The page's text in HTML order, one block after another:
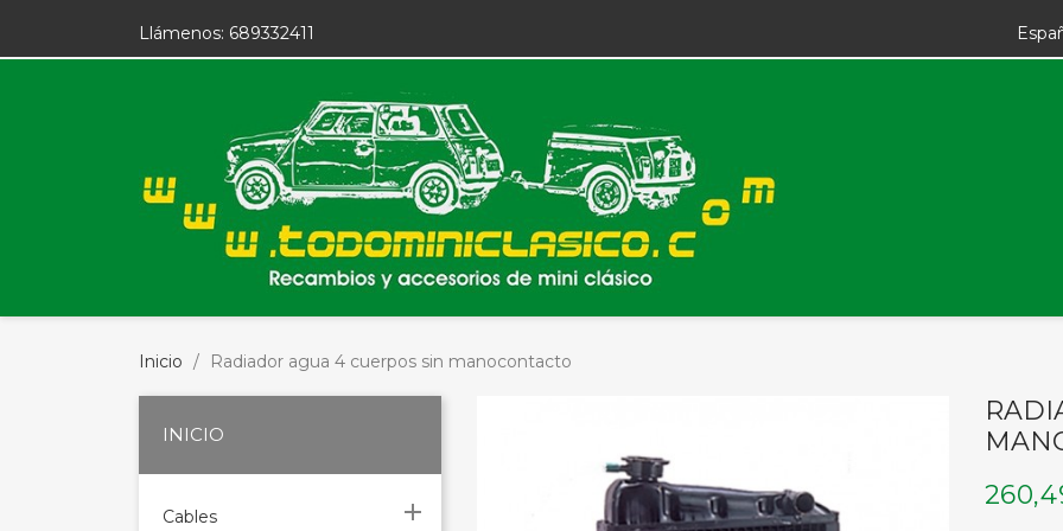
Llámenos: 689332411
Inicio Radiador agua 4 cuerpos sin manocontacto
INICIO
Cables 